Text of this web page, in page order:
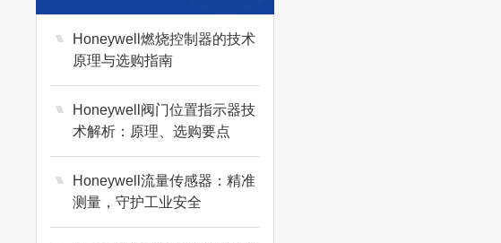
Honeywell燃烧控制器的技术
原理与选购指南
Honeywell阀门位置指示器技
术解析：原理、选购要点
Honeywell流量传感器：精准
测量，守护工业安全